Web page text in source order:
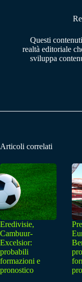
Questi
realtà editoriale
sviluppa
Articoli correlati
Eredivisie,
Cambuur-
Excelsior:
probabili
formazioni e
pronostico